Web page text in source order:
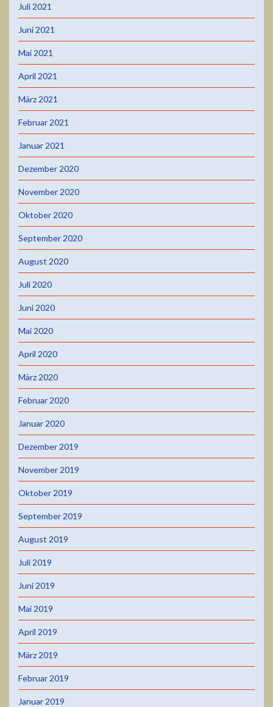
Juli 2021
Juni 2021
Mai 2021
April 2021
März 2021
Februar 2021
Januar 2021
Dezember 2020
November 2020
Oktober 2020
September 2020
August 2020
Juli 2020
Juni 2020
Mai 2020
April 2020
März 2020
Februar 2020
Januar 2020
Dezember 2019
November 2019
Oktober 2019
September 2019
August 2019
Juli 2019
Juni 2019
Mai 2019
April 2019
März 2019
Februar 2019
Januar 2019